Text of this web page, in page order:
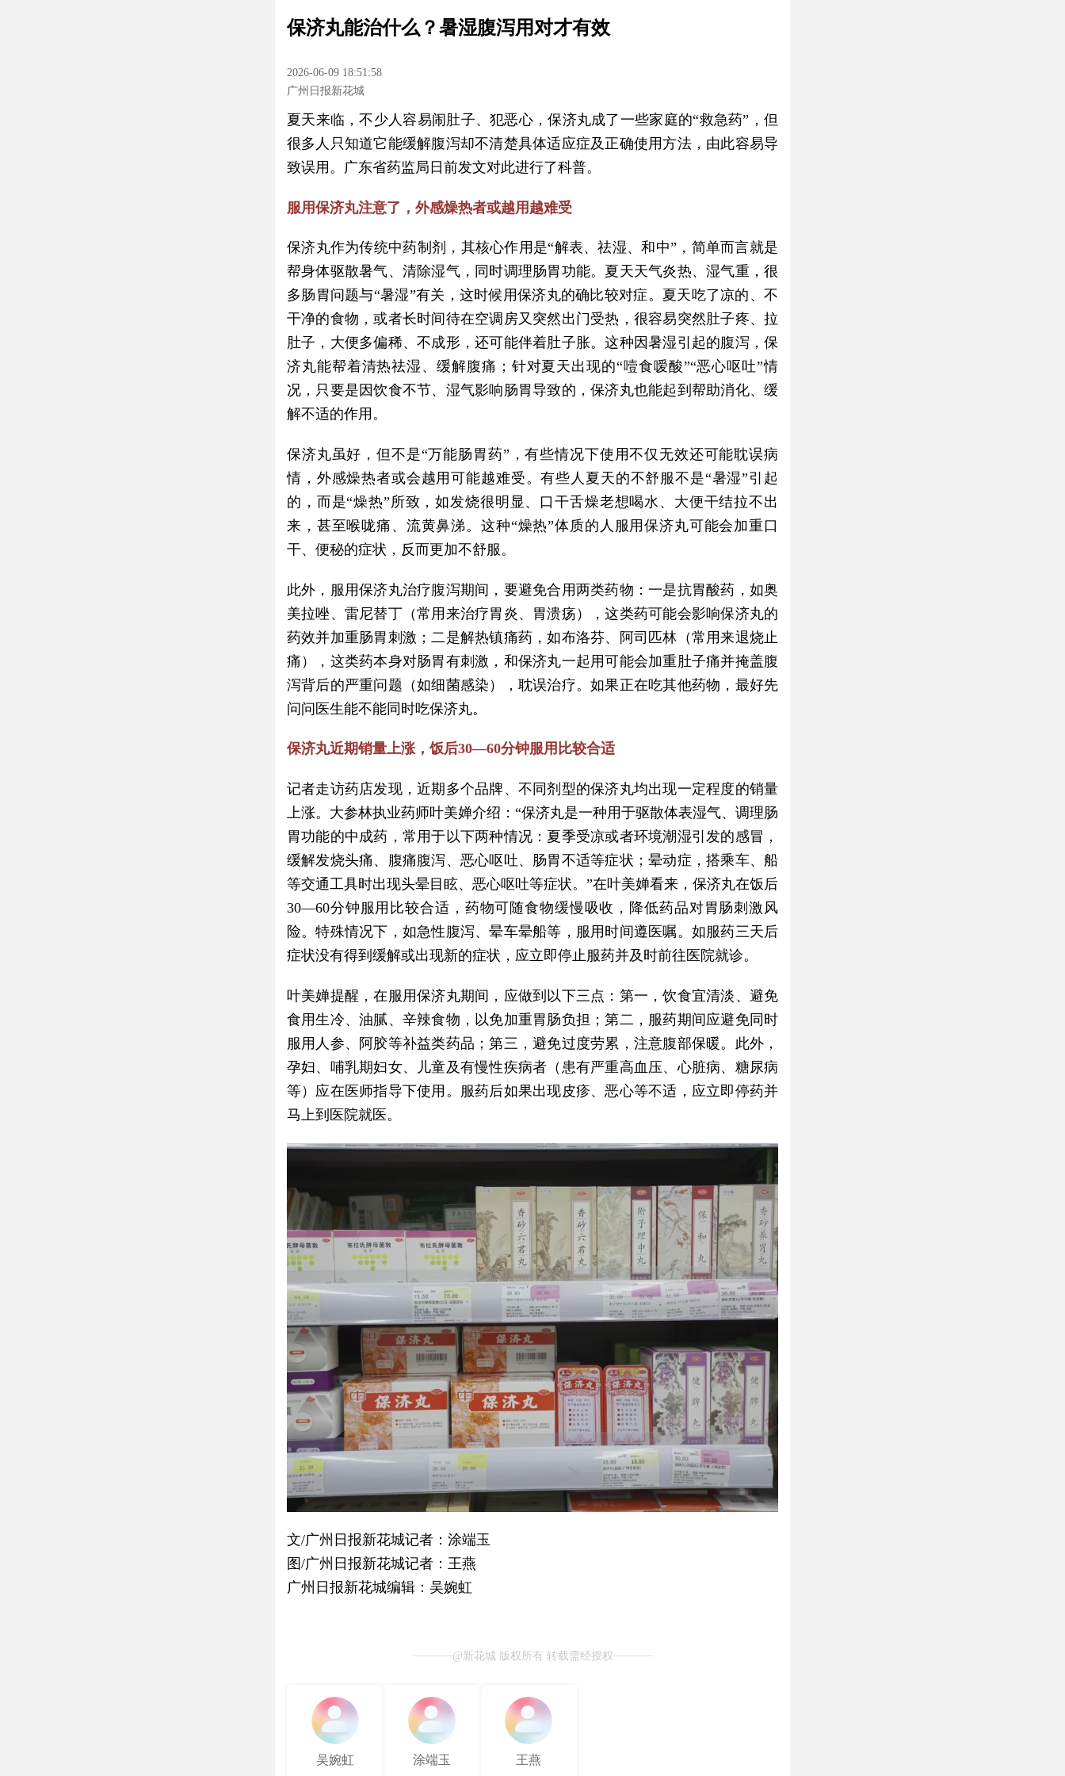
保济丸能治什么？暑湿腹泻用对才有效
2026-06-09 18:51:58
广州日报新花城
夏天来临，不少人容易闹肚子、犯恶心，保济丸成了一些家庭的“救急药”，但
很多人只知道它能缓解腹泻却不清楚具体适应症及正确使用方法，由此容易导
致误用。广东省药监局日前发文对此进行了科普。
服用保济丸注意了，外感燥热者或越用越难受
保济丸作为传统中药制剂，其核心作用是“解表、祛湿、和中”，简单而言就是
帮身体驱散暑气、清除湿气，同时调理肠胃功能。夏天天气炎热、湿气重，很
多肠胃问题与“暑湿”有关，这时候用保济丸的确比较对症。夏天吃了凉的、不
干净的食物，或者长时间待在空调房又突然出门受热，很容易突然肚子疼、拉
肚子，大便多偏稀、不成形，还可能伴着肚子胀。这种因暑湿引起的腹泻，保
济丸能帮着清热祛湿、缓解腹痛；针对夏天出现的“噎食嗳酸”“恶心呕吐”情
况，只要是因饮食不节、湿气影响肠胃导致的，保济丸也能起到帮助消化、缓
解不适的作用。
保济丸虽好，但不是“万能肠胃药”，有些情况下使用不仅无效还可能耽误病
情，外感燥热者或会越用可能越难受。有些人夏天的不舒服不是“暑湿”引起
的，而是“燥热”所致，如发烧很明显、口干舌燥老想喝水、大便干结拉不出
来，甚至喉咙痛、流黄鼻涕。这种“燥热”体质的人服用保济丸可能会加重口
干、便秘的症状，反而更加不舒服。
此外，服用保济丸治疗腹泻期间，要避免合用两类药物：一是抗胃酸药，如奥
美拉唑、雷尼替丁（常用来治疗胃炎、胃溃疡），这类药可能会影响保济丸的
药效并加重肠胃刺激；二是解热镇痛药，如布洛芬、阿司匹林（常用来退烧止
痛），这类药本身对肠胃有刺激，和保济丸一起用可能会加重肚子痛并掩盖腹
泻背后的严重问题（如细菌感染），耽误治疗。如果正在吃其他药物，最好先
问问医生能不能同时吃保济丸。
保济丸近期销量上涨，饭后30—60分钟服用比较合适
记者走访药店发现，近期多个品牌、不同剂型的保济丸均出现一定程度的销量
上涨。大参林执业药师叶美婵介绍：“保济丸是一种用于驱散体表湿气、调理肠
胃功能的中成药，常用于以下两种情况：夏季受凉或者环境潮湿引发的感冒，
缓解发烧头痛、腹痛腹泻、恶心呕吐、肠胃不适等症状；晕动症，搭乘车、船
等交通工具时出现头晕目眩、恶心呕吐等症状。”在叶美婵看来，保济丸在饭后
30—60分钟服用比较合适，药物可随食物缓慢吸收，降低药品对胃肠刺激风
险。特殊情况下，如急性腹泻、晕车晕船等，服用时间遵医嘱。如服药三天后
症状没有得到缓解或出现新的症状，应立即停止服药并及时前往医院就诊。
叶美婵提醒，在服用保济丸期间，应做到以下三点：第一，饮食宜清淡、避免
食用生冷、油腻、辛辣食物，以免加重胃肠负担；第二，服药期间应避免同时
服用人参、阿胶等补益类药品；第三，避免过度劳累，注意腹部保暖。此外，
孕妇、哺乳期妇女、儿童及有慢性疾病者（患有严重高血压、心脏病、糖尿病
等）应在医师指导下使用。服药后如果出现皮疹、恶心等不适，应立即停药并
马上到医院就医。
文/广州日报新花城记者：涂端玉
图/广州日报新花城记者：王燕
广州日报新花城编辑：吴婉虹
@新花城 版权所有 转载需经授权
吴婉虹 涂端玉 王燕